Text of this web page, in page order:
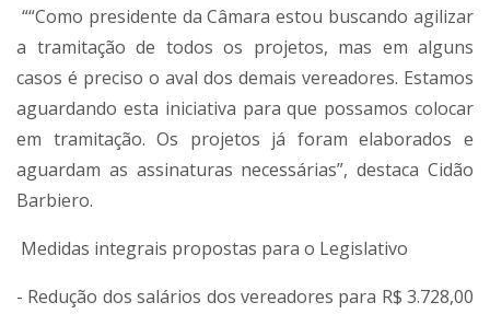
““Como presidente da Câmara estou buscando agilizar
a tramitação de todos os projetos, mas em alguns
casos é preciso o aval dos demais vereadores. Estamos
aguardando esta iniciativa para que possamos colocar
em tramitação. Os projetos já foram elaborados e
aguardam as assinaturas necessárias”, destaca Cidão
Barbiero.
Medidas integrais propostas para o Legislativo
- Redução dos salários dos vereadores para R$ 3.728,00